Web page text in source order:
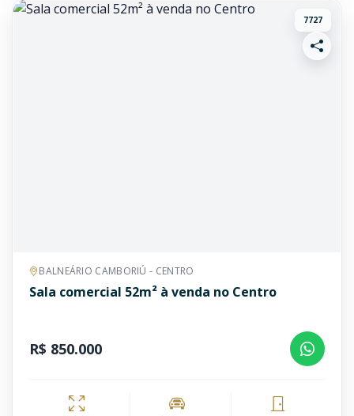
7727
BALNEÁRIO CAMBORIÚ - CENTRO
Sala comercial 52m² à venda no Centro
R$ 850.000